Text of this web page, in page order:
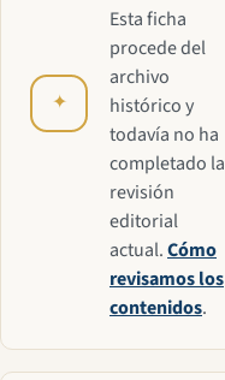
✦
Esta ficha
procede del
archivo
histórico y
todavía no ha
completado la
revisión
editorial
actual.Cómo
revisamos los
contenidos.